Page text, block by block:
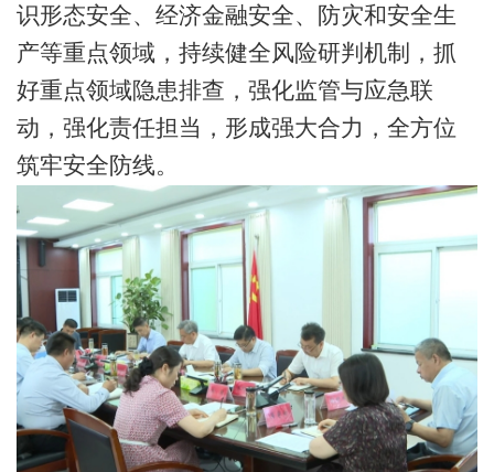
识形态安全、经济金融安全、防灾和安全生
产等重点领域，持续健全风险研判机制，抓
好重点领域隐患排查，强化监管与应急联
动，强化责任担当，形成强大合力，全方位
筑牢安全防线。